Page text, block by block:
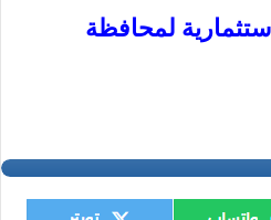
لمحافظة